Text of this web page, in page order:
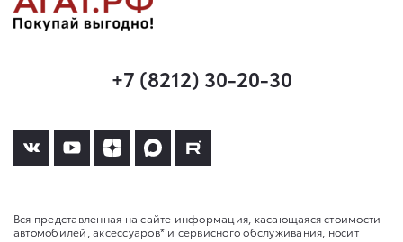
+7 (8212) 30-20-30
Вся представленная на сайте информация, касающаяся стоимости
автомобилей, аксессуаров* и сервисного обслуживания, носит